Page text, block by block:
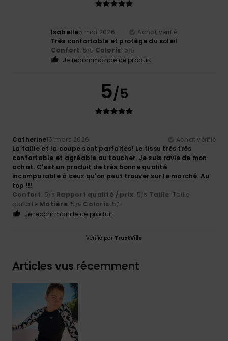
Isabelle5 mai 2026
Achat vérifié
Très confortable et protège du soleil
Confort: 5/5 Coloris: 5/5
Je recommande ce produit
5/5
Catherine15 mars 2026
Achat vérifié
La taille et la coupe sont parfaites! Le tissu très très
confortable et agréable au toucher. Je suis ravie de mon
achat. C'est un produit de très bonne qualité
incomparable à ceux qu'on peut trouver sur le marché. Au
top !!!
Confort: 5/5 Rapport qualité / prix: 5/5 Taille: Taille
parfaite Matière: 5 /5 Coloris: 5 /5
Je recommande ce produit
Vérifié par TrustVille
Articles vus récemment